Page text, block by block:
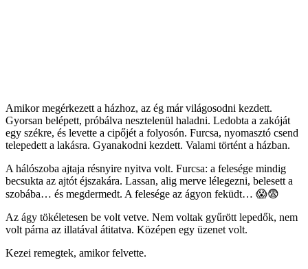
Amikor megérkezett a házhoz, az ég már világosodni kezdett.
Gyorsan belépett, próbálva nesztelenül haladni. Ledobta a zakóját
egy székre, és levette a cipőjét a folyosón. Furcsa, nyomasztó csend
telepedett a lakásra. Gyanakodni kezdett. Valami történt a házban.
A hálószoba ajtaja résnyire nyitva volt. Furcsa: a felesége mindig
becsukta az ajtót éjszakára. Lassan, alig merve lélegezni, belesett a
szobába… és megdermedt. A felesége az ágyon feküdt… 😱😨
Az ágy tökéletesen be volt vetve. Nem voltak gyűrött lepedők, nem
volt párna az illatával átitatva. Középen egy üzenet volt.
Kezei remegtek, amikor felvette.